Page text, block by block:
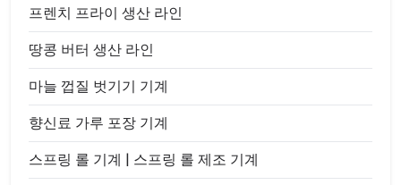
프렌치 프라이 생산 라인
땅콩 버터 생산 라인
마늘 껍질 벗기기 기계
향신료 가루 포장 기계
스프링 롤 기계 | 스프링 롤 제조 기계